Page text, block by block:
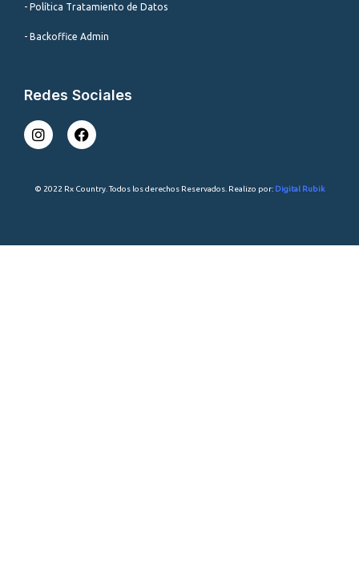
- Política Tratamiento de Datos
- Backoffice Admin
Redes Sociales
I
n
a
m
F
a
b
© 2022 Rx Country. Todos los derechos Reservados. Realizo por: Digital Rubik